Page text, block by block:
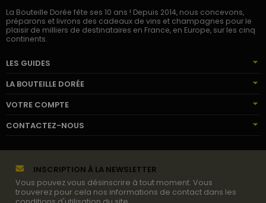
La Bouteille Dorée fête ses 10 ans ! Depuis 2014, nous concevons,
préparons et livrons des cadeaux de vins et champagnes pour le
plaisir de milliers de destinataires en France, en Europe, sur les cinq
continents.
LES GUIDES
LA BOUTEILLE DORÉE
VOTRE COMPTE
CONTACTEZ-NOUS
INSCRIPTION À LA NEWSLETTER
Vous pouvez vous désinscrire à tout moment. Vous
trouverez pour cela nos informations de contact dans les